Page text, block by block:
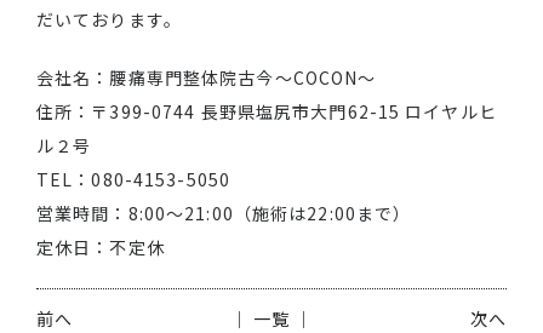
だいております。
会社名：腰痛専門整体院古今～COCON～
住所：〒399-0744 長野県塩尻市大門62-15 ロイヤルヒ
ル２号
TEL：080-4153-5050
営業時間：8:00～21:00（施術は22:00まで）
定休日：不定休
前へ 次へ
│ 一覧 │